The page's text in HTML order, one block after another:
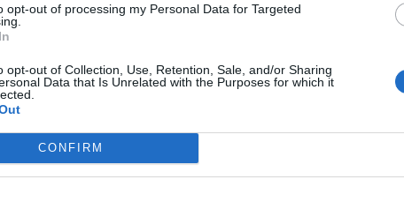
opt-out of processing my Personal Data for Targeted
opt-out of Collection, Use, Retention, Sale, and/or Sharing
Data that Is Unrelated with the Purposes for which it
CONFIRM
-50%